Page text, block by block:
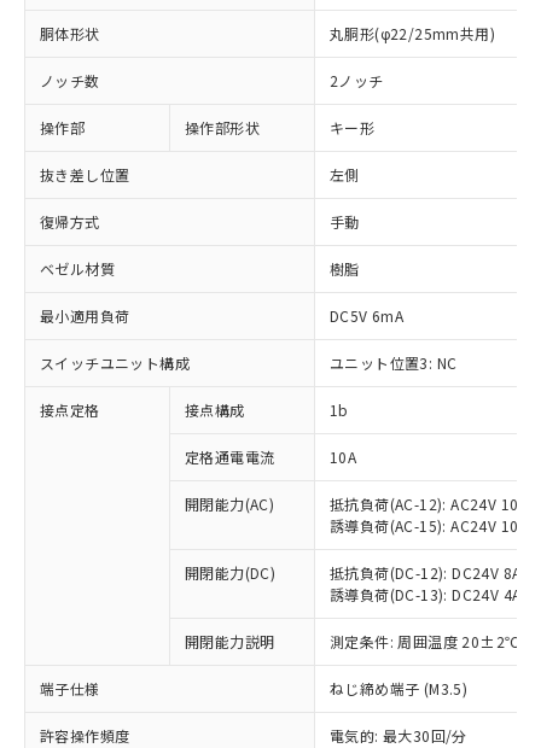
胴体形状 丸胴形(φ22/25mm共用)
ノッチ数 2ノッチ
操作部 操作部形状 キー形
抜き差し位置 左側
復帰方式 手動
ベゼル材質 樹脂
最小適用負荷 DC5V 6mA
スイッチユニット構成 ユニット位置3: NC
接点定格 接点構成 1b
定格通電電流 10A
開閉能力(AC)
抵抗負荷(AC-12): AC24V 10A/
誘導負荷(AC-15): AC24V
開閉能力(DC)
抵抗負荷(DC-12): DC24V 8A/
誘導負荷(DC-13): DC24V 4A/
開閉能力説明 測定条件: 周囲温度 20±2℃、
端子仕様 ねじ締め端子 (M3.5)
許容操作頻度
電気的: 最大30回/分
ご利用条件
※1 対応状況
対応済み：EU RoHS指令（10物質）の
非含有に対応した製品が提供可能な商品で
有に対応した製品に切り替える予定のある
商品です。
対応予定なし：EU RoHS指令（10物質）の
非含有に非対応の商品で、対応品を出す予